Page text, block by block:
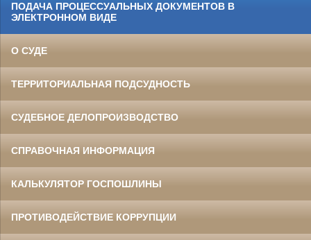
ПОДАЧА ПРОЦЕССУАЛЬНЫХ ДОКУМЕНТОВ В
ЭЛЕКТРОННОМ ВИДЕ
О СУДЕ
ТЕРРИТОРИАЛЬНАЯ ПОДСУДНОСТЬ
СУДЕБНОЕ ДЕЛОПРОИЗВОДСТВО
СПРАВОЧНАЯ ИНФОРМАЦИЯ
КАЛЬКУЛЯТОР ГОСПОШЛИНЫ
ПРОТИВОДЕЙСТВИЕ КОРРУПЦИИ